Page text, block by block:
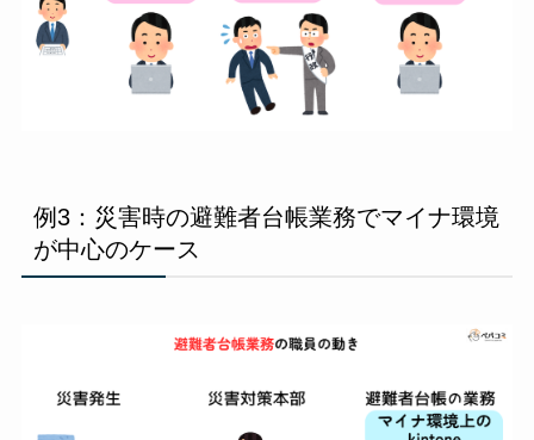
例3：災害時の避難者台帳業務でマイナ環境
が中心のケース